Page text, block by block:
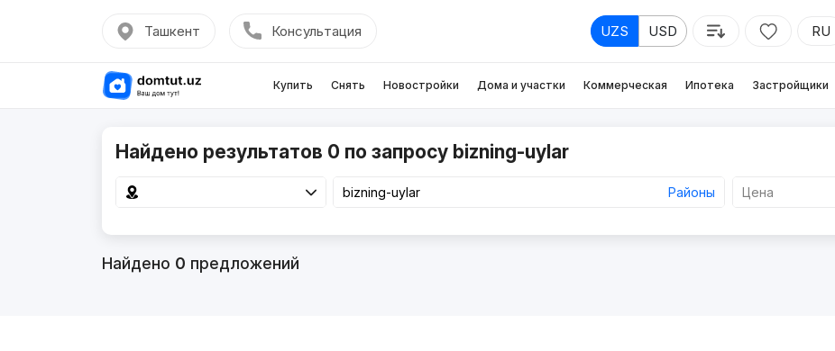
Ташкент Консультация UZS USD RU
Купить Снять Новостройки Дома и участки Коммерческая Ипотека Застройщики
Найдено результатов 0 по запросу bizning-uylar
Районы Цена
Найдено 0 предложений